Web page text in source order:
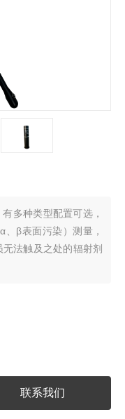
多种类型配置可选，
、β表面污染）测量，
法触及之处的辐射剂
联系我们